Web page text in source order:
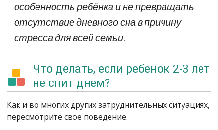
особенность ребёнка и не превращать
отсутствие дневного сна в причину
стресса для всей семьи.
Что делать, если ребенок 2-3 лет
не спит днем?
Как и во многих других затруднительных ситуациях,
пересмотрите свое поведение.